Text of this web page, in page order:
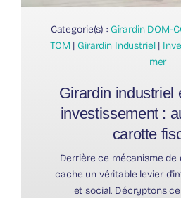
Categorie(s) : Girardin DOM-
TOM | Girardin Industriel|
mer
Girardin industriel
investissement :
carotte
Derrière ce mécanisme de
cache un véritable levier
et social. Décryptons